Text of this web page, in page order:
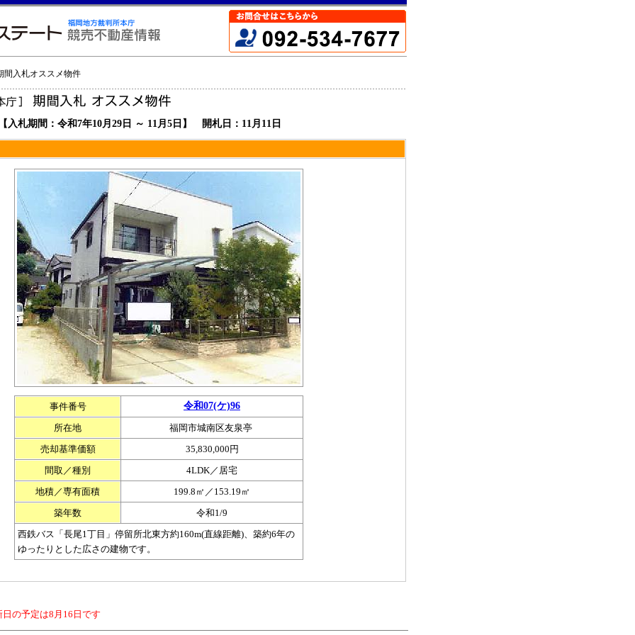
間入札オススメ物件
【入札期間：令和7年10月29日 ～ 11月5日】 開札日：11月11日
事件番号 令和07(ケ)96
所在地
福岡市城南区友泉亭
売却基準価額
35,830,000円
間取／種別
4LDK／居宅
地積／専有面積
199.8㎡／153.19㎡
築年数
令和1/9
西鉄バス「長尾1丁目」停留所北東方約160m(直線距離)、築約6年の
ゆったりとした広さの建物です。
の予定は8月16日です